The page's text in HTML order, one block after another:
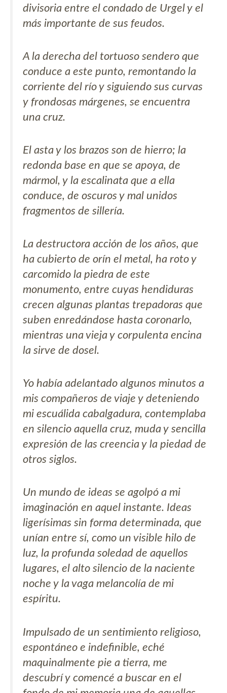
divisoria entre el condado de Urgel y el
más importante de sus feudos.
A la derecha del tortuoso sendero que
conduce a este punto, remontando la
corriente del río y siguiendo sus curvas
y frondosas márgenes, se encuentra
una cruz.
El asta y los brazos son de hierro; la
redonda base en que se apoya, de
mármol, y la escalinata que a ella
conduce, de oscuros y mal unidos
fragmentos de sillería.
La destructora acción de los años, que
ha cubierto de orín el metal, ha roto y
carcomido la piedra de este
monumento, entre cuyas hendiduras
crecen algunas plantas trepadoras que
suben enredándose hasta coronarlo,
mientras una vieja y corpulenta encina
la sirve de dosel.
Yo había adelantado algunos minutos a
mis compañeros de viaje y deteniendo
mi escuálida cabalgadura, contemplaba
en silencio aquella cruz, muda y sencilla
expresión de las creencia y la piedad de
otros siglos.
Un mundo de ideas se agolpó a mi
imaginación en aquel instante. Ideas
ligerísimas sin forma determinada, que
unían entre sí, como un visible hilo de
luz, la profunda soledad de aquellos
lugares, el alto silencio de la naciente
noche y la vaga melancolía de mi
espíritu.
Impulsado de un sentimiento religioso,
espontáneo e indefinible, eché
maquinalmente pie a tierra, me
descubrí y comencé a buscar en el